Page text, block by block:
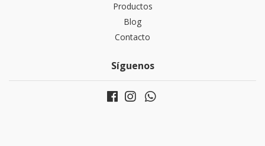
Productos
Blog
Contacto
Síguenos